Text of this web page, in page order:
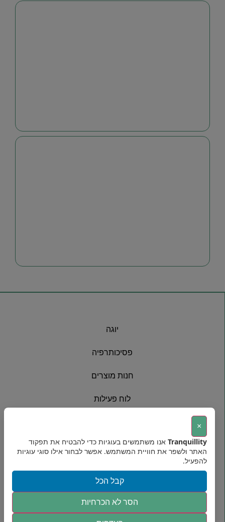
יוגה
פסיכותרפיה
חנות מוצרים
לוח פעילות
אודות
מדיניות פרטיות
×
Tranquillity אנו משתמשים בעוגיות כדי להבטיח את תפקוד
האתר ולשפר את חוויית המשתמש. אפשר לבחור אילו סוגי עוגיות
להפעיל.
קבל הכל
הסר לא הכרחיות